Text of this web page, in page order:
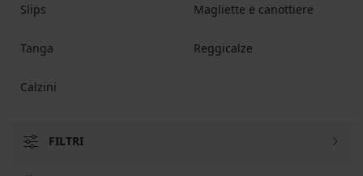
Slips Magliette e canottiere
Tanga Reggicalze
Calzini
FILTRI